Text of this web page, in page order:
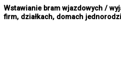
Wstawianie bram wjazdowych /
firm, działkach, domach